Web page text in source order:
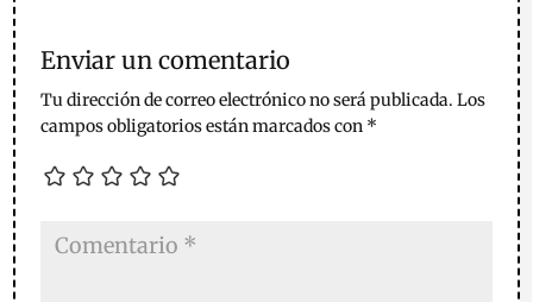
Enviar un comentario
Tu dirección de correo electrónico no será publicada. Los
campos obligatorios están marcados con *